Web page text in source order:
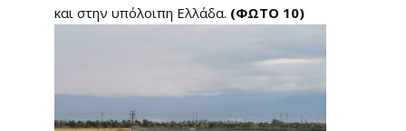
και στην υπόλοιπη Ελλάδα. (ΦΩΤΟ 10)